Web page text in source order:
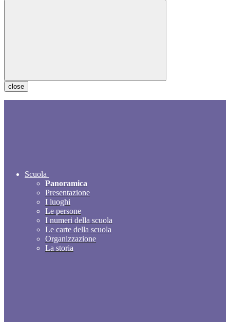
close
Scuola
Panoramica
Presentazione
I luoghi
Le persone
I numeri della scuola
Le carte della scuola
Organizzazione
La storia